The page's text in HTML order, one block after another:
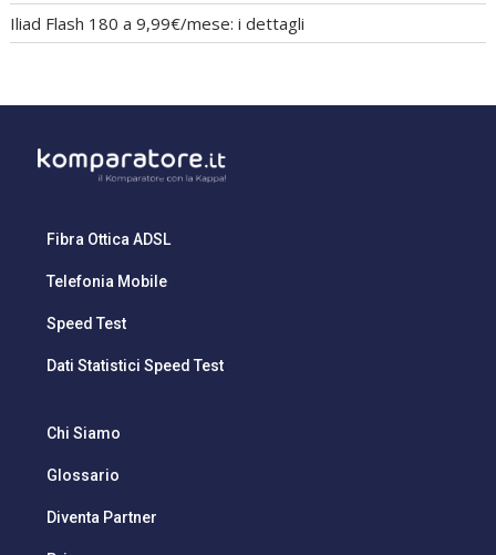
Iliad Flash 180 a 9,99€/mese: i dettagli
Fibra Ottica ADSL
Telefonia Mobile
Speed Test
Dati Statistici Speed Test
Chi Siamo
Glossario
Diventa Partner